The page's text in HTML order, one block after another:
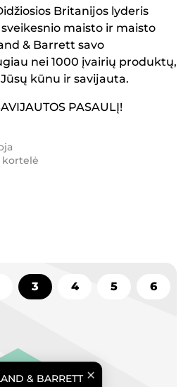
Britanijos lyderis
maisto ir maisto
& Barrett savo
nei 1000 įvairių produktų,
kūnu ir savijauta.
PASAULĮ!
kortelė
& BARRETT
6
5
4
3